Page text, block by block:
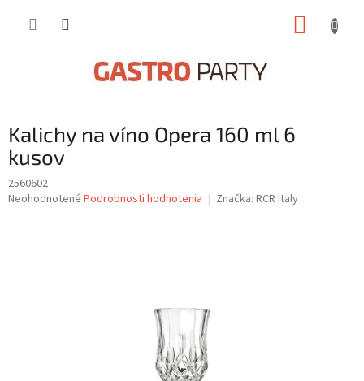
Kalichy na víno Opera 160 ml 6
kusov
2560602
Priemerné
Neohodnotené Podrobnosti hodnotenia Značka: RCR Italy